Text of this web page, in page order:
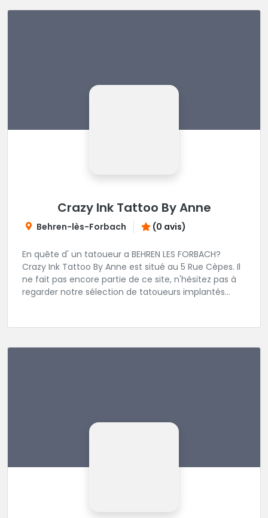
Crazy Ink Tattoo By Anne
Behren-lès-Forbach (0 avis)
En quête d' un tatoueur a BEHREN LES FORBACH?
Crazy Ink Tattoo By Anne est situé au 5 Rue Cèpes. Il
ne fait pas encore partie de ce site, n'hésitez pas à
regarder notre sélection de tatoueurs implantés